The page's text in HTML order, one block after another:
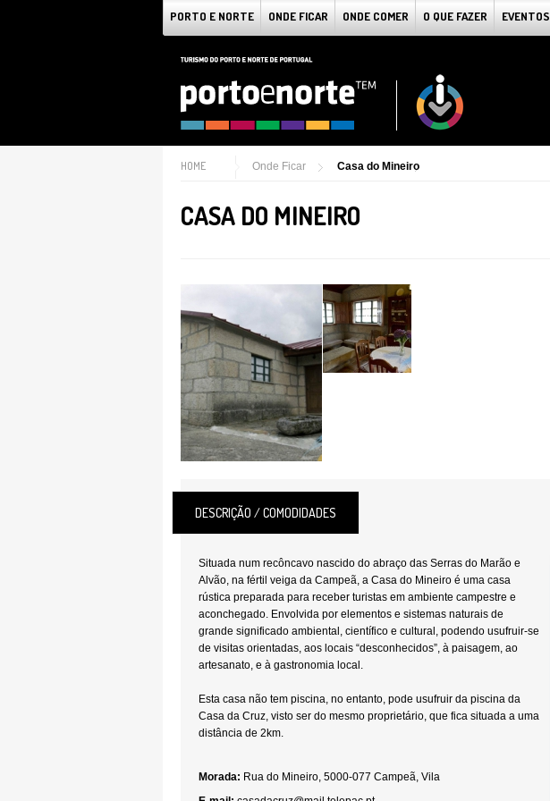
PORTO E NORTE ONDE FICAR ONDE COMER O QUE FAZER EVENTOS
HOME Onde Ficar Casa do Mineiro
CASA DO MINEIRO
DESCRIÇÃO / COMODIDADES
Situada num recôncavo nascido do abraço das Serras do Marão e
Alvão, na fértil veiga da Campeã, a Casa do Mineiro é uma casa
rústica preparada para receber turistas em ambiente campestre e
aconchegado. Envolvida por elementos e sistemas naturais de
grande significado ambiental, científico e cultural, podendo usufruir-se
de visitas orientadas, aos locais “desconhecidos”, à paisagem, ao
artesanato, e à gastronomia local.
Esta casa não tem piscina, no entanto, pode usufruir da piscina da
Casa da Cruz, visto ser do mesmo proprietário, que fica situada a uma
distância de 2km.
Morada: Rua do Mineiro, 5000-077 Campeã, Vila